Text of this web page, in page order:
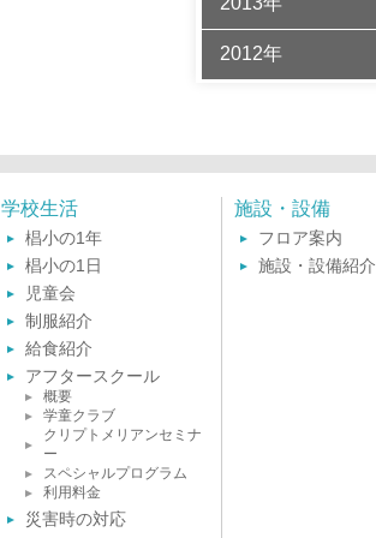
2012年
学校生活
椙小の1年
椙小の1日
児童会
制服紹介
給食紹介
アフタースクール
概要
学童クラブ
クリプトメリアンセミナ
ー
スペシャルプログラム
利用料金
災害時の対応
施設・設備
フロア案内
施設・設備紹介